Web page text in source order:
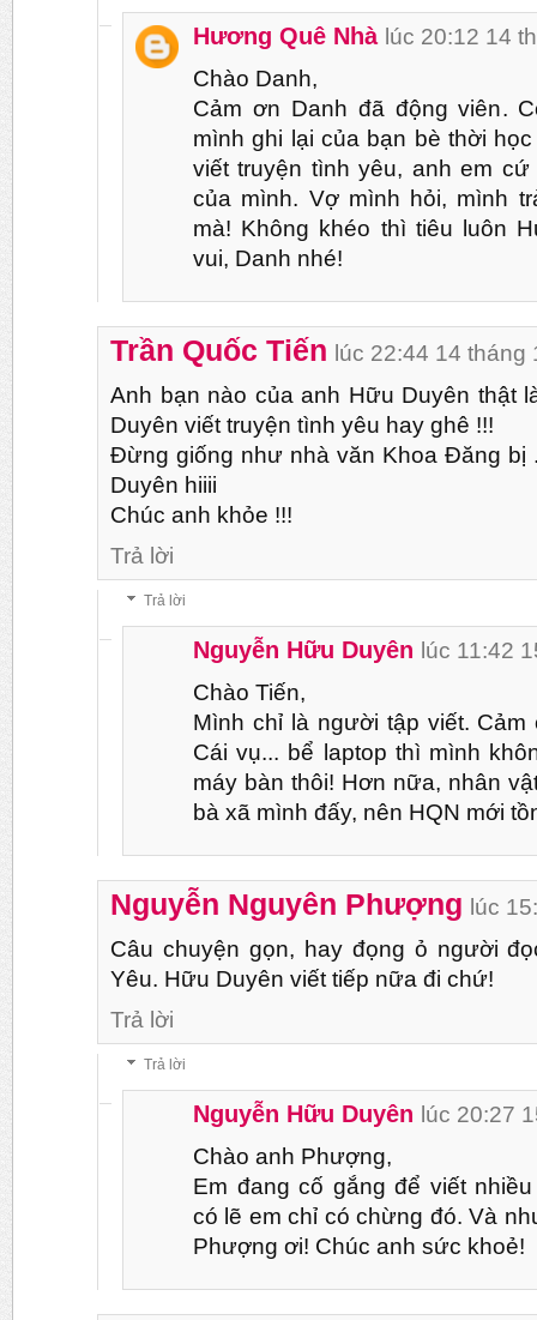
Hương Quê Nhà lúc 20:12 14
Chào Danh,
Cảm ơn Danh đã động viên.
mình ghi lại của bạn bè thời
viết truyện tình yêu, anh em
của mình. Vợ mình hỏi, mình
mà! Không khéo thì tiêu luôn
vui, Danh nhé!
Trần Quốc Tiến lúc 22:44 14 tháng
Anh bạn nào của anh Hữu Duyên thật
Duyên viết truyện tình yêu hay ghê !!!
Đừng giống như nhà văn Khoa Đăng bị
Duyên hiiii
Chúc anh khỏe !!!
Trả lời
Trả lời
Nguyễn Hữu Duyên lúc 11:42
Chào Tiến,
Mình chỉ là người tập viết.
Cái vụ... bể laptop thì mình
máy bàn thôi! Hơn nữa, nhân
bà xã mình đấy, nên HQN mới
Nguyễn Nguyên Phượng lúc
Câu chuyện gọn, hay đọng ỏ người
Yêu. Hữu Duyên viết tiếp nữa đi chứ!
Trả lời
Trả lời
Nguyễn Hữu Duyên lúc 20:27
Chào anh Phượng,
Em đang cố gắng để viết
có lẽ em chỉ có chừng đó. Và
Phượng ơi! Chúc anh sức khoẻ!